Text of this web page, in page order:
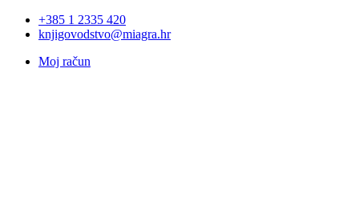
+385 1 2335 420
knjigovodstvo@miagra.hr
Moj račun